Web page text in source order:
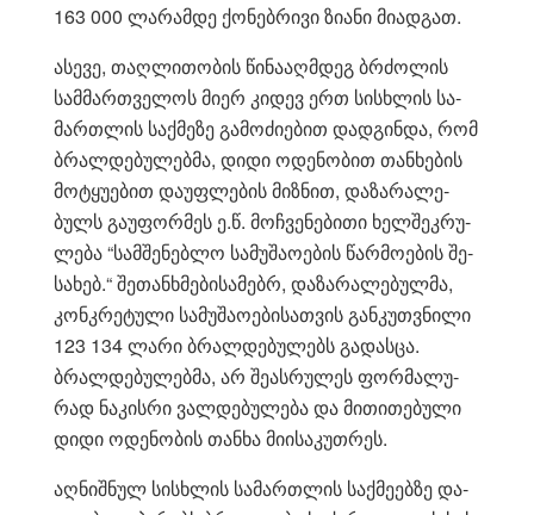
163 000 ლა­რამ­დე ქო­ნებ­რი­ვი ზი­ა­ნი მი­ად­გათ.
ასე­ვე, თაღ­ლი­თო­ბის წი­ნა­აღ­მდეგ ბრძო­ლის
სამ­მარ­თვე­ლოს მიერ კი­დევ ერთ სის­ხლის სა­
მარ­თლის საქ­მე­ზე გა­მო­ძი­ე­ბით დად­გინ­და, რომ
ბრალ­დე­ბუ­ლებ­მა, დიდი ოდე­ნო­ბით თან­ხე­ბის
მო­ტყუ­ე­ბით და­უფ­ლე­ბის მიზ­ნით, და­ზა­რა­ლე­
ბულს გა­უ­ფორ­მეს ე.წ. მოჩ­ვე­ნე­ბი­თი ხელ­შეკ­რუ­
ლე­ბა “სამ­შე­ნებ­ლო სა­მუ­შა­ო­ე­ბის წარ­მო­ე­ბის შე­
სა­ხებ.“ შე­თან­ხმე­ბი­სა­მებრ, და­ზა­რა­ლე­ბულ­მა,
კონ­კრე­ტუ­ლი სა­მუ­შა­ო­ე­ბი­სათ­ვის გან­კუთ­ვნი­ლი
123 134 ლარი ბრალ­დე­ბუ­ლებს გა­დას­ცა.
ბრალ­დე­ბუ­ლებ­მა, არ შე­ას­რუ­ლეს ფორ­მა­ლუ­
რად ნა­კის­რი ვალ­დე­ბუ­ლე­ბა და მი­თი­თე­ბუ­ლი
დიდი ოდე­ნო­ბის თან­ხა მი­ი­სა­კუთ­რეს.
აღ­ნიშ­ნულ სის­ხლის სა­მარ­თლის საქ­მე­ებ­ზე და­